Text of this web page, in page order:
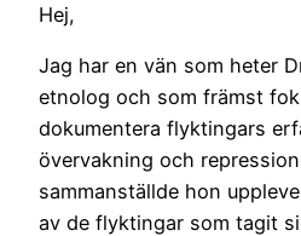
Hej,
Jag har en vän som heter
etnolog och som främst
dokumentera flyktingars
övervakning och
sammanställde hon
av de flyktingar som tagit